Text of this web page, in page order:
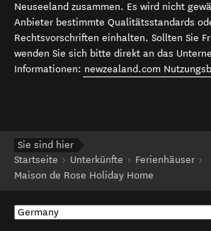
Neuseeland zusammen. Es wird nicht
Anbieter bestimmte Qualitätsstandards
Rechtsvorschriften einhalten. Sollten Sie
wenden Sie sich bitte direkt an das
Informationen: newzealand.com
Sie sind hier
Startseite
Unterkünfte
Ferienhäuser
Maison de Rose Holiday Home